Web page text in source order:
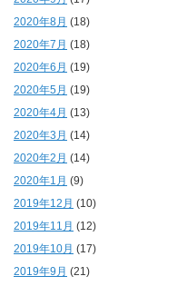
2020年8月 (18)
2020年7月 (18)
2020年6月 (19)
2020年5月 (19)
2020年4月 (13)
2020年3月 (14)
2020年2月 (14)
2020年1月 (9)
2019年12月 (10)
2019年11月 (12)
2019年10月 (17)
2019年9月 (21)